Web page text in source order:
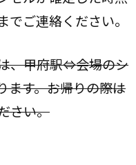
ご連絡ください。
、甲府駅⇔会場のシ
ます。お帰りの際は
さい。